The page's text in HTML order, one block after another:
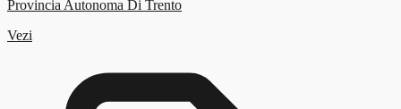
Provincia Autonoma Di Trento
Vezi